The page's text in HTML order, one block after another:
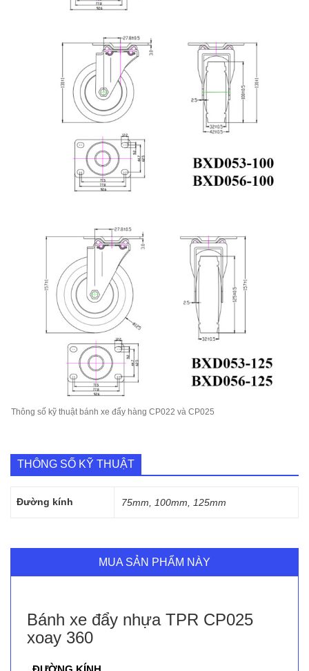
Thông số kỹ thuật bánh xe đẩy hàng CP022 và CP025
THÔNG SỐ KỸ THUẬT
Đường kính 75mm, 100mm, 125mm
MUA SẢN PHẨM NÀY
Bánh xe đẩy nhựa TPR CP025
xoay 360